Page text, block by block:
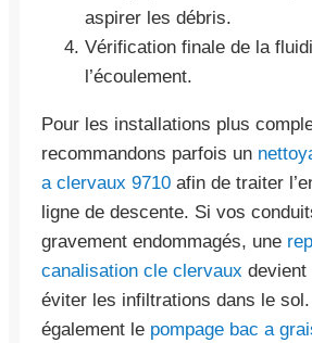
aspirer les débris.
Vérification finale de la
l’écoulement.
Pour les installations plus
recommandons parfois un
a clervaux 9710 afin de traiter
ligne de descente. Si vos
gravement endommagés, une
canalisation cle clervaux devient
éviter les infiltrations dans le
également le pompage bac a